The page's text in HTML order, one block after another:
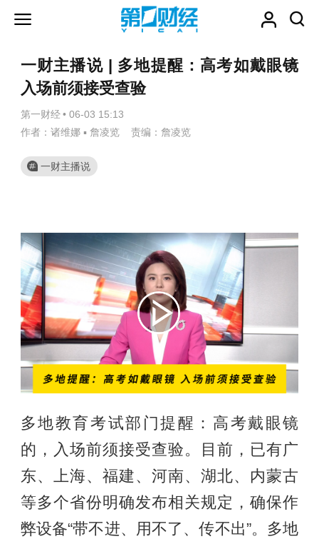
一财主播说 | 多地提醒：高考如戴眼镜
入场前须接受查验
第一财经 • 06-03 15:13
作者：诸维娜 ▪ 詹凌览 责编：詹凌览
一财主播说
多地教育考试部门提醒：高考戴眼镜
的，入场前须接受查验。目前，已有广
东、上海、福建、河南、湖北、内蒙古
等多个省份明确发布相关规定，确保作
弊设备“带不进、用不了、传不出”。多地